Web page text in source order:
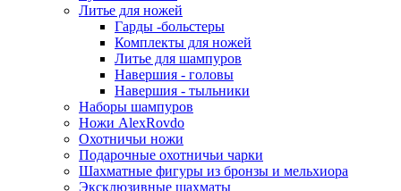
Литье для ножей
Гарды -больстеры
Комплекты для ножей
Литье для шампуров
Навершия - головы
Навершия - тыльники
Наборы шампуров
Ножи AlexRovdo
Охотничьи ножи
Подарочные охотничьи чарки
Шахматные фигуры из бронзы и мельхиора
Эксклюзивные шахматы